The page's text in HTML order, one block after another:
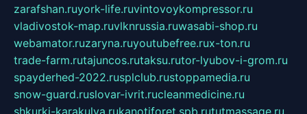
zarafshan.ruyork-life.ruvintovoykompressor.ru
vladivostok-map.ruvlknrussia.ruwasabi-shop.ru
webamator.ruzaryna.ruyoutubefree.rux-ton.ru
trade-farm.rutajuncos.rutaksu.rutor-lyubov-i-grom.ru
spayderhed-2022.rusplclub.rustoppamedia.ru
snow-guard.ruslovar-ivrit.rucleanmedicine.ru